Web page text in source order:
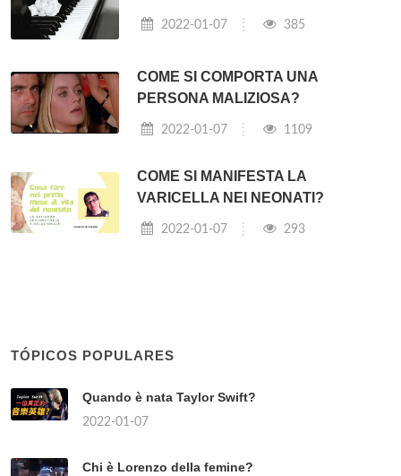
2022-01-07 385
COME SI COMPORTA UNA
PERSONA MALIZIOSA?
2022-01-07 1109
COME SI MANIFESTA LA
VARICELLA NEI NEONATI?
2022-01-07 293
TÓPICOS POPULARES
Quando è nata Taylor Swift?
2022-01-07
Chi è Lorenzo della femine?